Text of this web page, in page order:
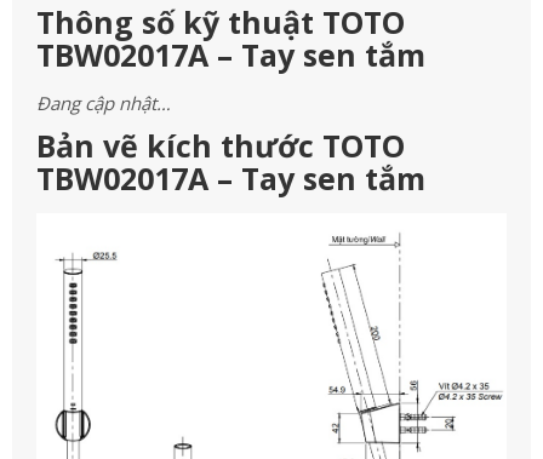
Thông số kỹ thuật TOTO
TBW02017A – Tay sen tắm
Đang cập nhật…
Bản vẽ kích thước TOTO
TBW02017A – Tay sen tắm